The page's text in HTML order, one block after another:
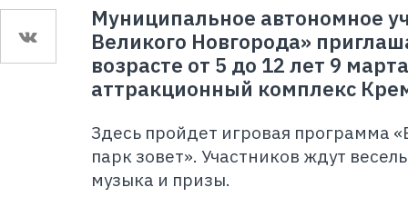
Муниципальное автономное
Великого Новгорода»
возрасте от 5 до 12 лет 9
аттракционный комплекс
Здесь пройдет игровая программа
парк зовет». Участников ждут
музыка и призы.